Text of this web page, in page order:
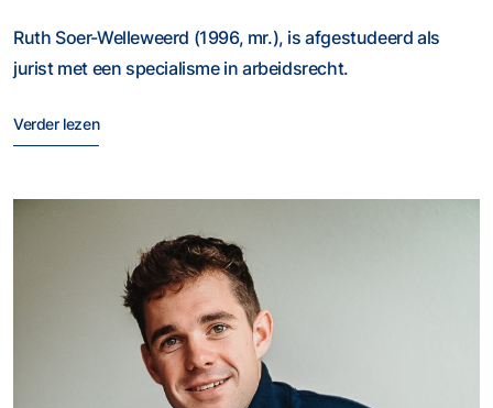
Ruth Soer-Welleweerd (1996, mr.), is afgestudeerd als
jurist met een specialisme in arbeidsrecht.
Verder lezen